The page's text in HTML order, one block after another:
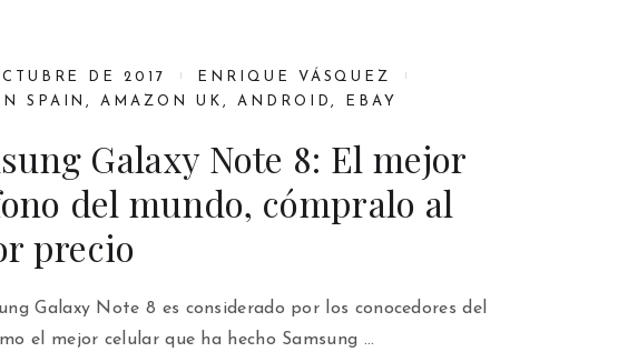
DE 2017
ENRIQUE VÁSQUEZ
SPAIN,AMAZON UK , ANDROID, EBAY
Galaxy Note 8: El mejor
del mundo, cómpralo al
precio
Galaxy Note 8 es considerado por los conocedores del
el mejor celular que ha hecho Samsung …